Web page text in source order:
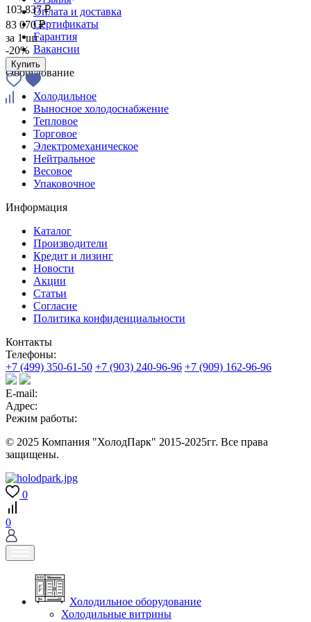
103 837 ₽
83 070 ₽
за 1 шт
-20%
Купить
Оплата и доставка
Сертификаты
Гарантия
Вакансии
Оборудование
Холодильное
Выносное холодоснабжение
Тепловое
Торговое
Электромеханическое
Нейтральное
Весовое
Упаковочное
Информация
Каталог
Производители
Кредит и лизинг
Новости
Акции
Статьи
Согласие
Политика конфиденциальности
Контакты
Телефоны:
+7 (499) 350-61-50 +7 (903) 240-96-96 +7 (909) 162-96-96
E-mail:
Адрес:
Режим работы:
© 2025 Компания "ХолодПарк" 2015-2025гг. Все права
защищены.
0
0
Холодильное оборудование
Холодильные витрины